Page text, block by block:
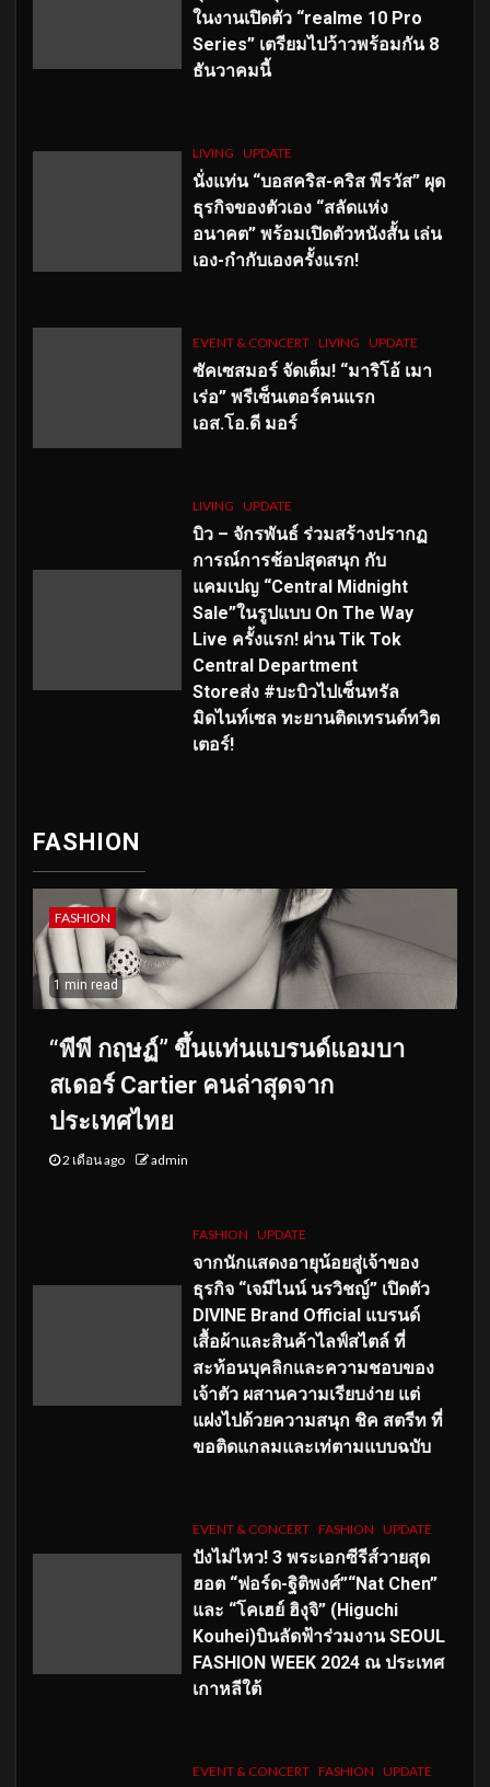
ในงานเปิดตัว “realme 10 Pro
Series” เตรียมไปว้าวพร้อมกัน 8
ธันวาคมนี้
LIVING UPDATE
นั่งแท่น “บอสคริส-คริส พีรวัส” ผุด
ธุรกิจของตัวเอง “สลัดแห่ง
อนาคต” พร้อมเปิดตัวหนังสั้น เล่น
เอง-กำกับเองครั้งแรก!
EVENT & CONCERT LIVING UPDATE
ซัคเซสมอร์ จัดเต็ม! “มาริโอ้ เมา
เร่อ” พรีเซ็นเตอร์คนแรก
เอส.โอ.ดี มอร์
LIVING UPDATE
บิว – จักรพันธ์ ร่วมสร้างปรากฏ
การณ์การช้อปสุดสนุก กับ
แคมเปญ “Central Midnight
Sale”ในรูปแบบ On The Way
Live ครั้งแรก! ผ่าน Tik Tok
Central Department
Storeส่ง #บะบิวไปเซ็นทรัล
มิดไนท์เซล ทะยานติดเทรนด์ทวิต
เตอร์!
FASHION
FASHION
1 min read
“พีพี กฤษฏ์” ขึ้นแท่นแบรนด์แอมบา
สเดอร์ Cartier คนล่าสุดจาก
ประเทศไทย
2 เดือน ago admin
FASHION UPDATE
จากนักแสดงอายุน้อยสู่เจ้าของ
ธุรกิจ “เจมีไนน์ นรวิชญ์” เปิดตัว
DIVINE Brand Official แบรนด์
เสื้อผ้าและสินค้าไลฟ์สไตล์ ที่
สะท้อนบุคลิกและความชอบของ
เจ้าตัว ผสานความเรียบง่าย แต่
แฝงไปด้วยความสนุก ชิค สตรีท ที่
ขอติดแกลมและเท่ตามแบบฉบับ
EVENT & CONCERT FASHION UPDATE
ปังไม่ไหว! 3 พระเอกซีรีส์วายสุด
ฮอต “ฟอร์ด-ฐิติพงศ์”“Nat Chen”
และ “โคเฮย์ ฮิงุจิ” (Higuchi
Kouhei)บินลัดฟ้าร่วมงาน SEOUL
FASHION WEEK 2024 ณ ประเทศ
เกาหลีใต้
EVENT & CONCERT FASHION UPDATE